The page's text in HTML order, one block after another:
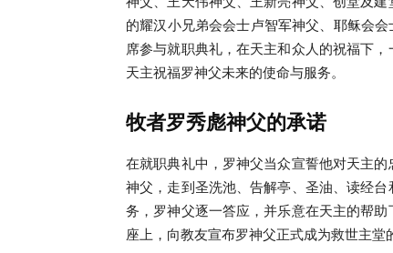
的耀汉小兄弟会会士卢智军神父、耶稣会
席参与就职典礼，在天主和众人的祝福下
天主祝福罗神父未来的使命与服务。
牧者罗秀彪神父的承诺
在就职典礼中，罗神父当众宣誓他对天主
神父，走到圣洗池、告解亭、圣油、读经
务，罗神父逐一答应，并乐意在天主的帮
座上，向教友宣布罗神父正式成为救世主堂